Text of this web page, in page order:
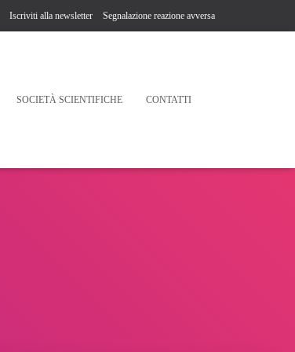
Iscriviti alla newsletter Segnalazione reazione avversa
SOCIETÀ SCIENTIFICHE CONTATTI